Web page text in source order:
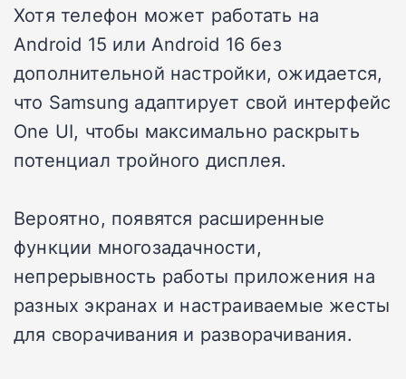
Хотя телефон может работать на
Android 15 или Android 16 без
дополнительной настройки, ожидается,
что Samsung адаптирует свой интерфейс
One UI, чтобы максимально раскрыть
потенциал тройного дисплея.
Вероятно, появятся расширенные
функции многозадачности,
непрерывность работы приложения на
разных экранах и настраиваемые жесты
для сворачивания и разворачивания.